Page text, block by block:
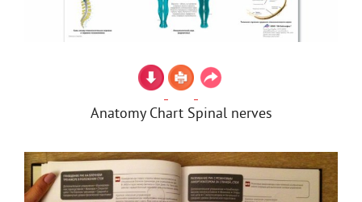
Anatomy Chart Spinal nerves